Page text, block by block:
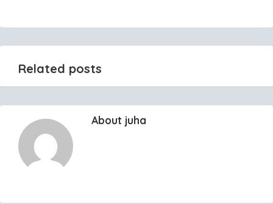
Related posts
About juha